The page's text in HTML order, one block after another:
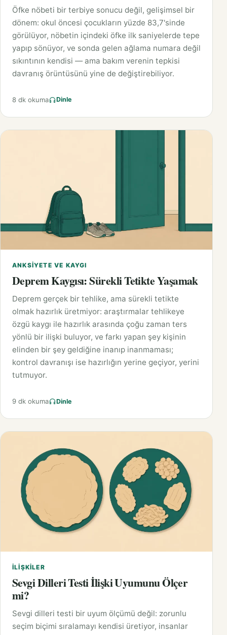
Öfke nöbeti bir terbiye sonucu değil, gelişimsel bir
dönem: okul öncesi çocukların yüzde 83,7'sinde
görülüyor, nöbetin içindeki öfke ilk saniyelerde tepe
yapıp sönüyor, ve sonda gelen ağlama numara değil
sıkıntının kendisi — ama bakım verenin tepkisi
davranış örüntüsünü yine de değiştirebiliyor.
8 dk okuma Dinle
ANKSIYETE VE KAYGI
Deprem Kaygısı: Sürekli Tetikte Yaşamak
Deprem gerçek bir tehlike, ama sürekli tetikte
olmak hazırlık üretmiyor: araştırmalar tehlikeye
özgü kaygı ile hazırlık arasında çoğu zaman ters
yönlü bir ilişki buluyor, ve farkı yapan şey kişinin
elinden bir şey geldiğine inanıp inanmaması;
kontrol davranışı ise hazırlığın yerine geçiyor, yerini
tutmuyor.
9 dk okuma Dinle
İLIŞKILER
Sevgi Dilleri Testi İlişki Uyumunu Ölçer
mi?
Sevgi dilleri testi bir uyum ölçümü değil: zorunlu
seçim biçimi sıralamayı kendisi üretiyor, insanlar